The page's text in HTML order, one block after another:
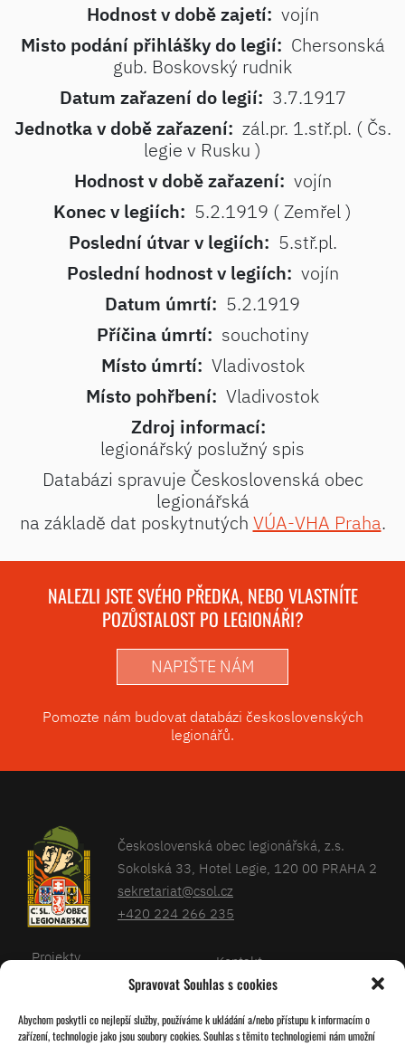
Spravovat Souhlas s cookies
Abychom poskytli co nejlepší služby, používáme k ukládání a/nebo přístupu k informacím o
zařízení, technologie jako jsou soubory cookies. Souhlas s těmito technologiemi nám umožní
Hodnost v době zajetí: vojín
Misto podání přihlášky do legií: Chersonská
gub. Boskovský rudnik
Datum zařazení do legií: 3.7.1917
Jednotka v době zařazení: zál.pr. 1.stř.pl. ( Čs.
legie v Rusku )
Hodnost v době zařazení: vojín
Konec v legiích: 5.2.1919 ( Zemřel )
Poslední útvar v legiích: 5.stř.pl.
Poslední hodnost v legiích: vojín
Datum úmrtí: 5.2.1919
Příčina úmrtí: souchotiny
Místo úmrtí: Vladivostok
Místo pohřbení: Vladivostok
Zdroj informací:
legionářský poslužný spis
Databázi spravuje Československá obec
legionářská
na základě dat poskytnutých VÚA-VHA Praha.
NALEZLI JSTE SVÉHO PŘEDKA, NEBO VLASTNÍTE
POZŮSTALOST PO LEGIONÁŘI?
NAPIŠTE NÁM
Pomozte nám budovat databázi československých
legionářů.
Československá obec legionářská, z.s.
Sokolská 33, Hotel Legie, 120 00 PRAHA 2
sekretariat@csol.cz
+420 224 266 235
Projekty
Kalendář
Kontakt
Databáze legionářů
Pro členy